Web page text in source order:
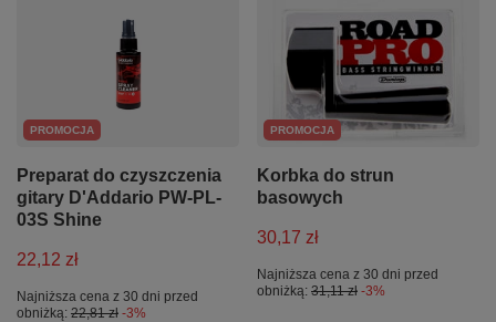
PROMOCJA
Preparat do czyszczenia
gitary D'Addario PW-PL-
03S Shine
22,12 zł
Najniższa cena z 30 dni przed
obniżką: 22,81 zł -3%
PROMOCJA
Korbka do strun
basowych
30,17 zł
Najniższa cena z 30 dni przed
obniżką: 31,11 zł -3%